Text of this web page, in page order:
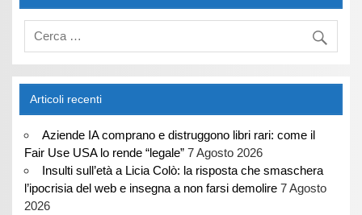
Articoli recenti
Aziende IA comprano e distruggono libri rari: come il
Fair Use USA lo rende “legale” 7 Agosto 2026
Insulti sull’età a Licia Colò: la risposta che smaschera
l’ipocrisia del web e insegna a non farsi demolire 7 Agosto
2026